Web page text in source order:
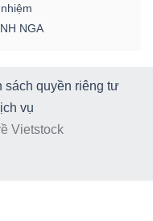
NGA
sách quyền riêng tư
vụ
Vietstock